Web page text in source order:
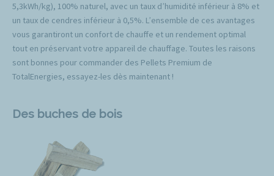
5,3kWh/kg), 100% naturel, avec un taux d’humidité inférieur à 8% et
un taux de cendres inférieur à 0,5%. L’ensemble de ces avantages
vous garantiront un confort de chauffe et un rendement optimal
tout en préservant votre appareil de chauffage. Toutes les raisons
sont bonnes pour commander des Pellets Premium de
TotalEnergies, essayez-les dès maintenant !
Des buches de bois